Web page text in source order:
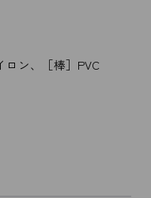
ロン、［棒］PVC